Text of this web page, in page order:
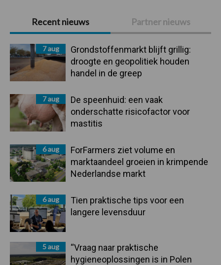
Primaire
Sidebar
Recent nieuws Partner nieuws
7 aug
Grondstoffenmarkt blijft grillig:
droogte en geopolitiek houden
handel in de greep
7 aug
De speenhuid: een vaak
onderschatte risicofactor voor
mastitis
6 aug
ForFarmers ziet volume en
marktaandeel groeien in krimpende
Nederlandse markt
6 aug
Tien praktische tips voor een
langere levensduur
5 aug
“Vraag naar praktische
hygieneoplossingen is in Polen